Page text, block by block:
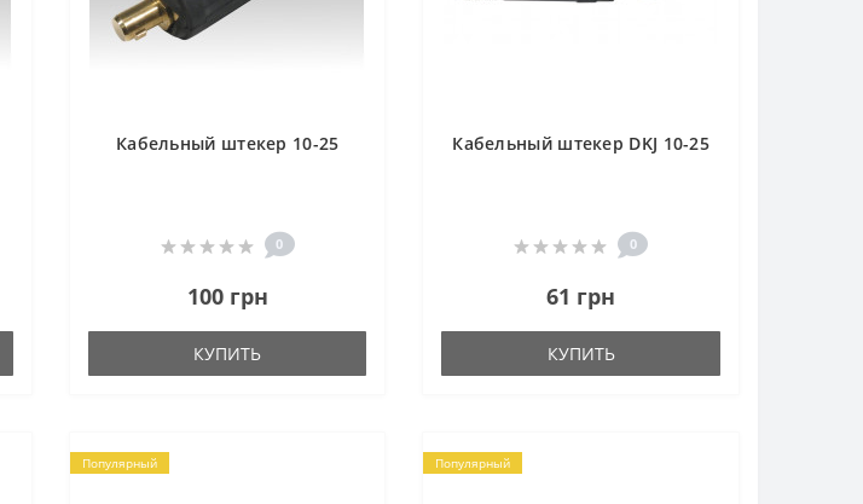
Кабельный штекер 10-25
0
100 грн
КУПИТЬ
Кабельный штекер DKJ 10-25
0
61 грн
КУПИТЬ
Популярный Популярный